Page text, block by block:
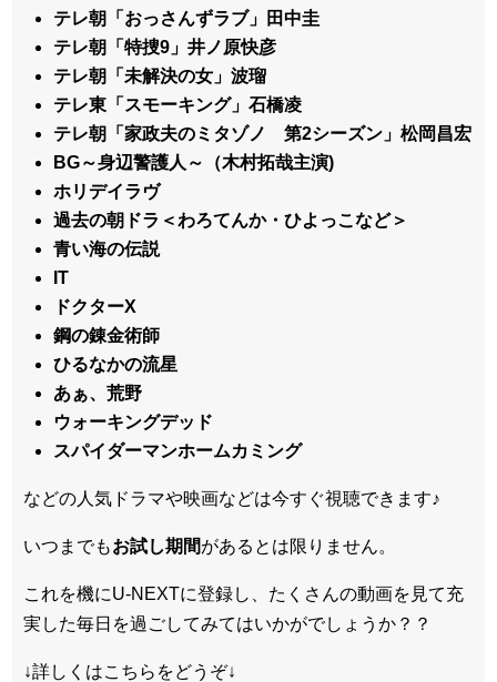
テレ朝「おっさんずラブ」田中圭
テレ朝「特捜9」井ノ原快彦
テレ朝「未解決の女」波瑠
テレ東「スモーキング」石橋凌
テレ朝「家政夫のミタゾノ 第2シーズン」松岡昌宏
BG～身辺警護人～（木村拓哉主演)
ホリデイラヴ
過去の朝ドラ＜わろてんか・ひよっこなど＞
青い海の伝説
IT
ドクターX
鋼の錬金術師
ひるなかの流星
あぁ、荒野
ウォーキングデッド
スパイダーマンホームカミング
などの人気ドラマや映画などは今すぐ視聴できます♪
いつまでもお試し期間があるとは限りません。
これを機にU-NEXTに登録し、たくさんの動画を見て充
実した毎日を過ごしてみてはいかがでしょうか？？
↓詳しくはこちらをどうぞ↓